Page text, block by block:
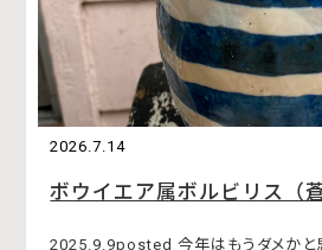
2026.7.14
ボウイエア属ボルビリス（
2025.9.9posted 今年はもうダメかと